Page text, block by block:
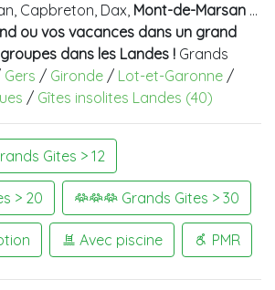
Capbreton, Dax, Mont-de-Marsan …
ou vos vacances dans un grand
dans les Landes ! Grands
Gers / Gironde / Lot-et-Garonne /
/ Gîtes insolites Landes (40)
Gites > 12
> 20 Grands Gites > 30
Avec piscine PMR